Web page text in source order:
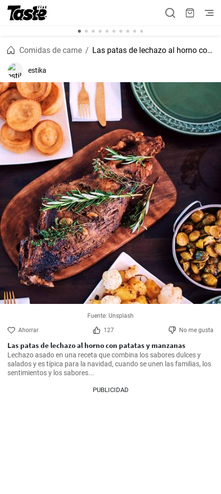
Comidas de carne Las patas de lechazo al horno con patatas y manzanas
estika
Fuente: Unsplash
Ahorrar 127 No me gusta
Las patas de lechazo al horno con patatas y manzanas
Lechazo asado en una receta que combina los sabores dulces y
salados y es típica para la navidad, cuando se unen las familias, los
sentimientos y los sabores...
PUBLICIDAD